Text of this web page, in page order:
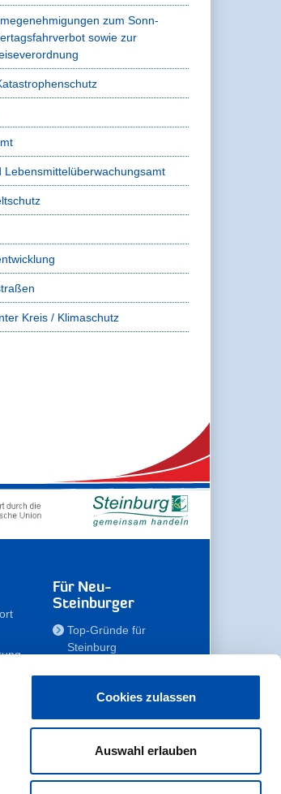
Cookies zulassen
Auswahl erlauben
zum Sonn-
sowie zur
Lebensmittelüberwachungsamt
Kreis / Klimaschutz
Für Neu-
Steinburger
Top-Gründe für
Steinburg
Meine Immobilie
Erholen